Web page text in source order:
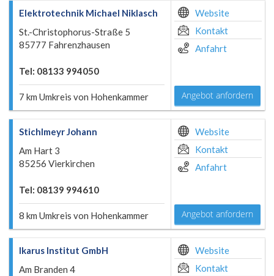
Elektrotechnik Michael Niklasch
St.-Christophorus-Straße 5
85777 Fahrenzhausen
Tel: 08133 994050
7 km Umkreis von Hohenkammer
Website
Kontakt
Anfahrt
Angebot anfordern
Stichlmeyr Johann
Am Hart 3
85256 Vierkirchen
Tel: 08139 994610
8 km Umkreis von Hohenkammer
Website
Kontakt
Anfahrt
Angebot anfordern
Ikarus Institut GmbH
Am Branden 4
Website
Kontakt